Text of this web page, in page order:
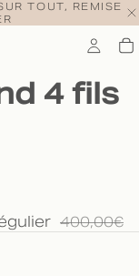
TOUT, REMISE
4 fils
400,00€